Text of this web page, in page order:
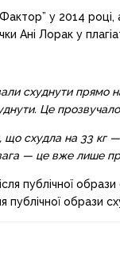
у 2014 році,
Ані Лорак у
схуднути прямо
Це
що схудла на 33 кг
— це вже лише
публічної образи